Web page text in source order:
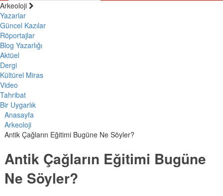
Arkeoloji
Yazarlar
Güncel Kazılar
Röportajlar
Blog Yazarlığı
Aktüel
Dergi
Kültürel Miras
Video
Tahribat
Bir Uygarlık
Anasayfa
Arkeoloji
Antik Çağların Eğitimi Bugüne Ne Söyler?
Antik Çağların Eğitimi Bugüne
Ne Söyler?